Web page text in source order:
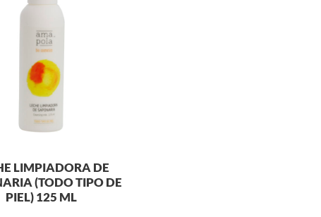
LIMPIADORA DE
(TODO TIPO DE
PIEL) 125 ML